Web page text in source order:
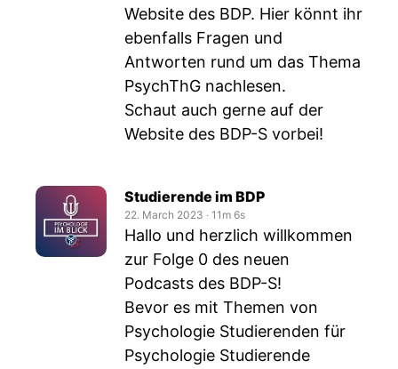
Website des BDP. Hier könnt ihr
ebenfalls Fragen und
Antworten rund um das Thema
PsychThG nachlesen.
Schaut auch gerne auf der
Website des BDP-S vorbei!
Studierende im BDP
22. March 2023 ‧ 11m 6s
Hallo und herzlich willkommen
zur Folge 0 des neuen
Podcasts des BDP-S!
Bevor es mit Themen von
Psychologie Studierenden für
Psychologie Studierende